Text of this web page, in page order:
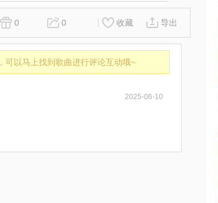
0 0 收藏 导出
，可以马上找到歌曲进行评论互动哦~
2025-06-10